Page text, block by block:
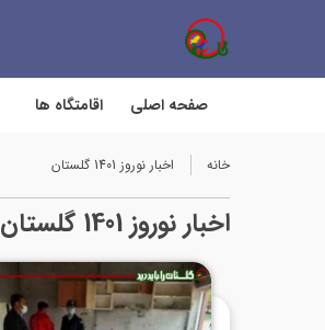
صفحه اصلی اقامتگاه ها
خانه اخبار نوروز 1401 گلستان
اخبار نوروز 1401 گلستان